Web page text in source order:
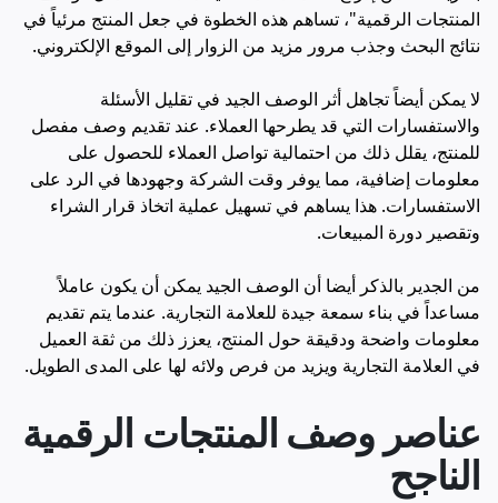
المنتجات الرقمية"، تساهم هذه الخطوة في جعل المنتج مرئياً في
نتائج البحث وجذب مرور مزيد من الزوار إلى الموقع الإلكتروني.
لا يمكن أيضاً تجاهل أثر الوصف الجيد في تقليل الأسئلة
والاستفسارات التي قد يطرحها العملاء. عند تقديم وصف مفصل
للمنتج، يقلل ذلك من احتمالية تواصل العملاء للحصول على
معلومات إضافية، مما يوفر وقت الشركة وجهودها في الرد على
الاستفسارات. هذا يساهم في تسهيل عملية اتخاذ قرار الشراء
وتقصير دورة المبيعات.
من الجدير بالذكر أيضا أن الوصف الجيد يمكن أن يكون عاملاً
مساعداً في بناء سمعة جيدة للعلامة التجارية. عندما يتم تقديم
معلومات واضحة ودقيقة حول المنتج، يعزز ذلك من ثقة العميل
في العلامة التجارية ويزيد من فرص ولائه لها على المدى الطويل.
عناصر وصف المنتجات الرقمية
الناجح